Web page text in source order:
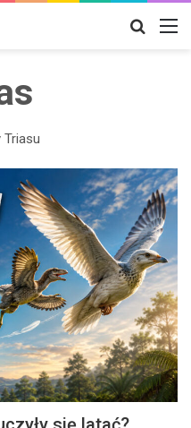
Szukaj
Triasu